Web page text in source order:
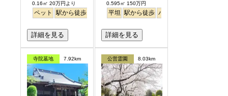
0.16㎡ 20万円より
ペット 駅から徒歩 バリアフリー 明るい
詳細を見る
0.595㎡ 150万円
平坦 駅から徒歩 バリアフリー
詳細を見る
寺院墓地 7.92km 公営霊園 8.03km